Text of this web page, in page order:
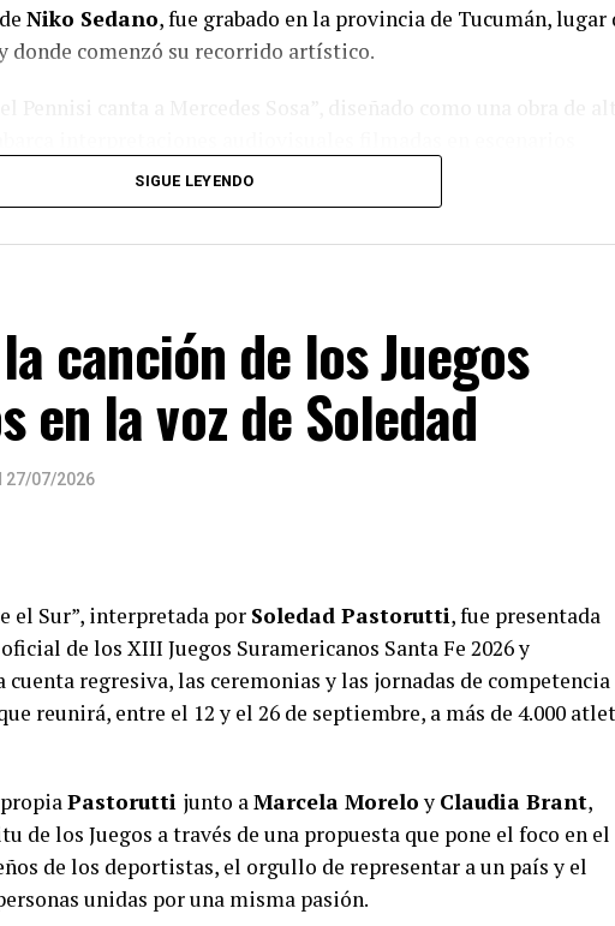
Niko Sedano, fue grabado en la provincia de Tucumán, lugar
donde comenzó su recorrido artístico.
y se complementa con un relato de carácter documental
cantante a través de los lugares, las historias y la música que
SIGUE LEYENDO
canción de los Juegos
en la voz de Soledad
27/07/2026
el Sur”, interpretada por Soledad Pastorutti, fue presentada
de los XIII Juegos Suramericanos Santa Fe 2026 y
cuenta regresiva, las ceremonias y las jornadas de competencia
reunirá, entre el 12 y el 26 de septiembre, a más de 4.000
Pastorutti junto aMarcela Moreloy Claudia Brant,
de los Juegos a través de una propuesta que pone el foco en el
de los deportistas, el orgullo de representar a un país y el
unidas por una misma pasión.